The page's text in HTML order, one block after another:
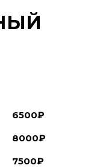
6500₽
8000₽
7500₽